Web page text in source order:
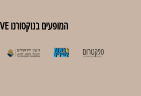
המופעים בנוקטורנו LIVE בחסות: